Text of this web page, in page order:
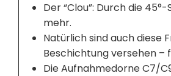
Der “Clou”: Durch die
mehr.
Natürlich sind auch diese
Beschichtung versehen –
Die Aufnahmedorne C7/